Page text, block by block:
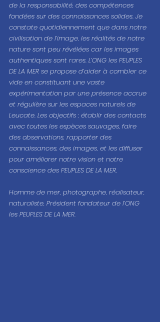
de la responsabilité, des compétences
fondées sur des connaissances solides. Je
constate quotidiennement que dans notre
civilisation de l’image, les réalités de notre
nature sont peu révélées car les images
authentiques sont rares. L’ONG les PEUPLES
DE LA MER se propose d’aider à combler ce
vide en constituant une vaste
expérimentation par une présence accrue
et régulière sur les espaces naturels de
Leucate. Les objectifs : établir des contacts
avec toutes les espèces sauvages, faire
des observations, rapporter des
connaissances, des images, et les diffuser
pour améliorer notre vision et notre
conscience des PEUPLES DE LA MER.
Homme de mer, photographe, réalisateur,
naturaliste, Président fondateur de l’ONG
les PEUPLES DE LA MER.